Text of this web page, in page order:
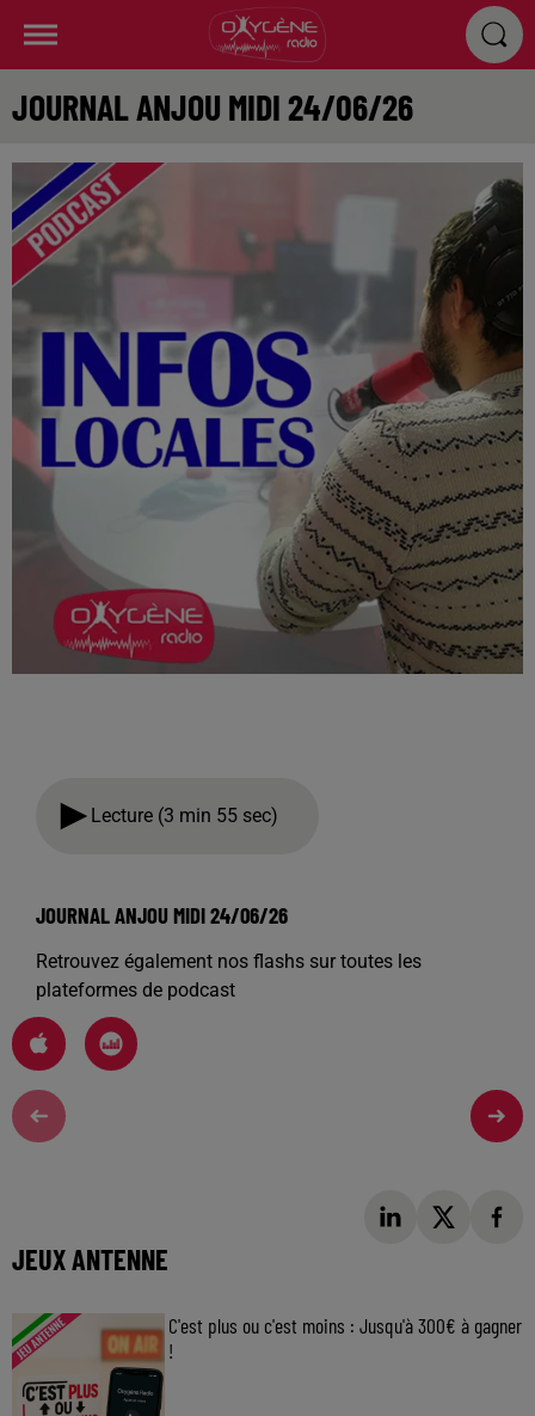
JOURNAL ANJOU MIDI 24/06/26
Lecture (3 min 55 sec)
JOURNAL ANJOU MIDI 24/06/26
Retrouvez également nos flashs sur toutes les
plateformes de podcast
JEUX ANTENNE
C'est plus ou c'est moins : Jusqu'à 300€ à gagner
!